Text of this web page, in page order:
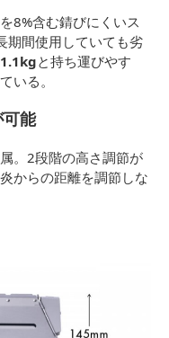
8%含む錆びにくいス
期間使用していても劣
と持ち運びやす
いる。
能
。2段階の高さ調節が
からの距離を調節しな